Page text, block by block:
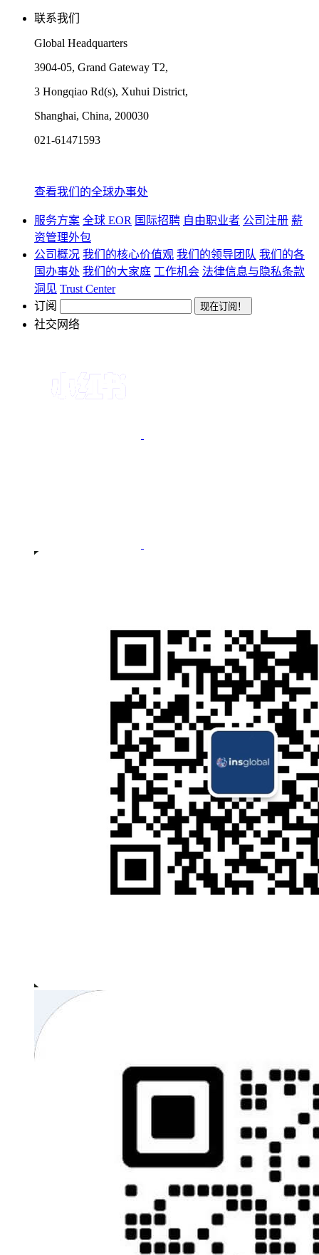
联系我们
Global Headquarters
3904-05, Grand Gateway T2,
3 Hongqiao Rd(s), Xuhui District,
Shanghai, China, 200030
021-61471593
查看我们的全球办事处
服务方案 全球 EOR 国际招聘 自由职业者 公司注册 薪
资管理外包
公司概况 我们的核心价值观 我们的领导团队 我们的各
国办事处 我们的大家庭 工作机会 法律信息与隐私条款
洞见 Trust Center
订阅
社交网络